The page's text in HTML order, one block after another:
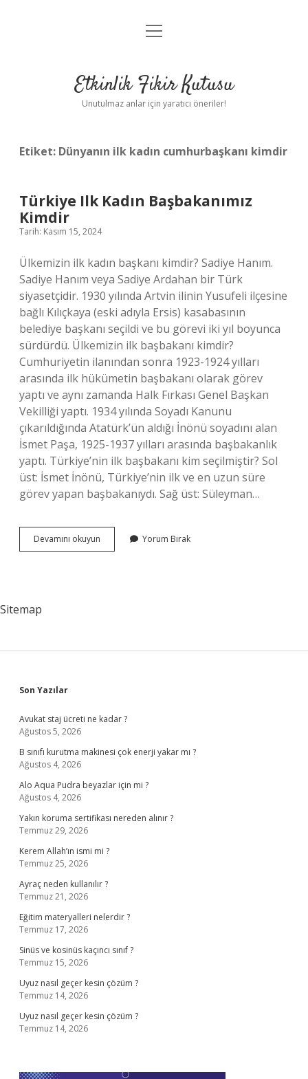
Anasayfa
Yasal Uyarı
menüyü
Etkinlik Fikir Kutusu
Unutulmaz anlar için yaratıcı öneriler!
Etiket: Dünyanın ilk kadın cumhurbaşkanı kimdir
Türkiye Ilk Kadın Başbakanımız
Kimdir
Tarih: Kasım 15, 2024
Ülkemizin ilk kadın başkanı kimdir? Sadiye Hanım.
Sadiye Hanım veya Sadiye Ardahan bir Türk
siyasetçidir. 1930 yılında Artvin ilinin Yusufeli ilçesine
bağlı Kılıçkaya (eski adıyla Ersis) kasabasının
belediye başkanı seçildi ve bu görevi iki yıl boyunca
sürdürdü. Ülkemizin ilk başbakanı kimdir?
Cumhuriyetin ilanından sonra 1923-1924 yılları
arasında ilk hükümetin başbakanı olarak görev
yaptı ve aynı zamanda Halk Fırkası Genel Başkan
Vekilliği yaptı. 1934 yılında Soyadı Kanunu
çıkarıldığında Atatürk’ün aldığı İnönü soyadını alan
İsmet Paşa, 1925-1937 yılları arasında başbakanlık
yaptı. Türkiye’nin ilk başbakanı kim seçilmiştir? Sol
üst: İsmet İnönü, Türkiye’nin ilk ve en uzun süre
görev yapan başbakanıydı. Sağ üst: Süleyman…
Devamını okuyun
Ilk
Yorum Bırak
Sitemap
Sidebar
Son Yazılar
Avukat staj ücreti ne kadar ?
Ağustos 5, 2026
B sınıfı kurutma makinesi çok enerji yakar mı ?
Ağustos 4, 2026
Alo Aqua Pudra beyazlar için mi ?
Ağustos 4, 2026
Yakın koruma sertifikası nereden alınır ?
Temmuz 29, 2026
Kerem Allah’ın ismi mi ?
Temmuz 25, 2026
Ayraç neden kullanılır ?
Temmuz 21, 2026
Eğitim materyalleri nelerdir ?
Temmuz 17, 2026
Sinüs ve kosinüs kaçıncı sınıf ?
Temmuz 15, 2026
Uyuz nasıl geçer kesin çözüm ?
Temmuz 14, 2026
Uyuz nasıl geçer kesin çözüm ?
Temmuz 14, 2026